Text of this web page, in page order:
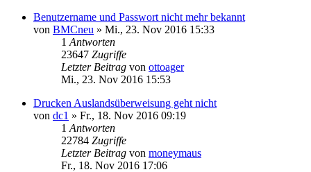
Benutzername und Passwort nicht mehr bekannt
von BMCneu » Mi., 23. Nov 2016 15:33
1 Antworten
23647 Zugriffe
Letzter Beitrag von ottoager
Mi., 23. Nov 2016 15:53
Drucken Auslandsüberweisung geht nicht
von dc1 » Fr., 18. Nov 2016 09:19
1 Antworten
22784 Zugriffe
Letzter Beitrag von moneymaus
Fr., 18. Nov 2016 17:06